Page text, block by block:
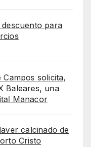
para
solicita,
Baleares, una
Manacor
calcinado de
Cristo